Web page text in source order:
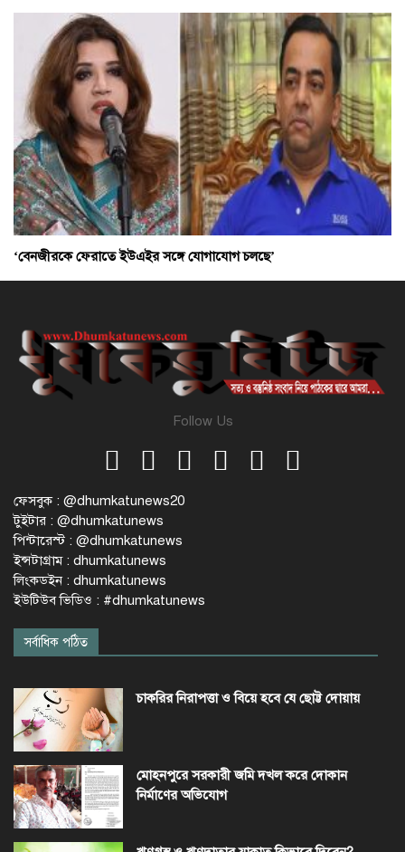
‘বেনজীরকে ফেরাতে ইউএইর সঙ্গে যোগাযোগ চলছে’
Follow Us
ফেসবুক : @dhumkatunews20
টুইটার : @dhumkatunews
পিন্টারেস্ট : @dhumkatunews
ইন্সটাগ্রাম : dhumkatunews
লিংকডইন : dhumkatunews
ইউটিউব ভিডিও : #dhumkatunews
সর্বাধিক পঠিত
চাকরির নিরাপত্তা ও বিয়ে হবে যে ছোট্ট দোয়ায়
মোহনপুরে সরকারী জমি দখল করে দোকান
নির্মাণের অভিযোগ